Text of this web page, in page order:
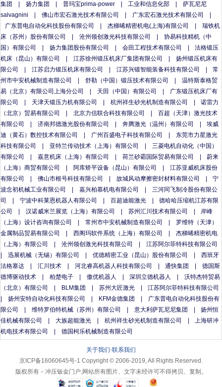
集团
扬力集团 普玛宝prima-power 工业和信息化部
萨瓦尼尼
salvagnini
佛山市宏石激光技术有限公司 广东宏石激光技术有限公司
广东普电自动化科技股份有限公司
杰梯晞精密机电(上海)有限公司
瑞铁机
床（苏州）股份有限公司
沧州领创激光科技有限公司
协易科技精机（中
国）有限公司
扬力集团股份有限公司 会田工程技术有限公司
法格锻压
机床（昆山）有限公司
江苏徐州锻压机床厂集团有限公司
扬州锻压机床有
限公司
江苏启力锻压机床有限公司 江苏兴锻智能装备科技有限公司
常
州市中安机械制造有限公司
舒勒（中国）锻压技术有限公司
温特斯泰格贸
易（北京）有限公司上海分公司
天田（中国）有限公司
广东锻压机床厂有
限公司
天津天锻压力机有限公司 杭州祥生砂光机制造有限公司
诺雷力
（北京）贸易有限公司
北京力信联合科技有限公司
百超（天津）激光技术
有限公司
济南邦德激光股份有限公司 奔腾激光（温州）有限公司
埃威
迪（黄石）数控技术有限公司
广州百盛电子科技有限公司
东莞市力星激光
科技有限公司
亚特兰传动技术（上海）有限公司
三菱电机自动化（中国）
有限公司
嘉意机床（上海）有限公司 荷兰砂霸国际贸易有限公司
蔚来
（上海）商贸有限公司
阿库矫平设备（昆山）有限公司
江苏亚威机床股份
有限公司
佛山市根号科技有限公司 故城风动摩擦密封材料有限公司
宁
波念初机械工业有限公司
嘉兴柏慕机电有限公司
三河同飞制冷股份有限公
司
宁波中科莱恩机器人有限公司 百超迪能激光
德哈哈压缩机江苏有限
公司
汉诺威米兰展览（上海）有限公司 苏州汇川技术有限公司
岸峰
（上海）设计咨询有限公司
常州市中安机械制造有限公司
罗维特（天津）
金属制品贸易有限公司
西阁玛软件系统（上海）有限公司
杰梯晞精密机电
（上海）有限公司
沧州领创激光科技有限公司
江苏阿尔菲特科技有限公司
迅展机械（无锡）有限公司 优德精密工业（昆山）股份有限公司
西班牙
法格塞达
汇川技术 河北睿高机器人科技有限公司 通快集团
德国斯
德博驱动技术
柏楚电子 傲优机器人 深圳立德机器人
沃特杰特贸易
（北京）有限公司
BLM集团 苏州大匠激光
江苏阿尔菲特科技有限公司
扬州安特自动化科技有限公司 KFM金德集团
广东普电自动化科技股份有
限公司
维特罗伯特机械（苏州）有限公司 意大利萨瓦尼尼集团
扬州恒
佳机械有限公司
大族超能激光 杭州祥生砂光机制造有限公司
上海研冲
机电技术有限公司
德国柯乐机械制造有限公司
关于我们-联系我们
京ICP备16060645号-1 Copyright © 2006-2019, All Rights Reserved.
版权所有－冲压钣金门户,网站所有图片、文字未经许可不得拷贝、复制。